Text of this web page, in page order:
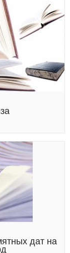
дат на